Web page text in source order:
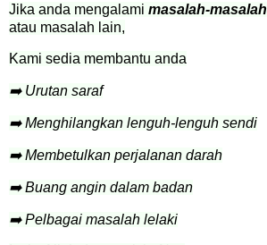
Jika anda mengalami masalah-masalah
atau masalah lain,
Kami sedia membantu anda
➡️ Urutan saraf
➡️ Menghilangkan lenguh-lenguh sendi
➡️ Membetulkan perjalanan darah
➡️ Buang angin dalam badan
➡️ Pelbagai masalah lelaki